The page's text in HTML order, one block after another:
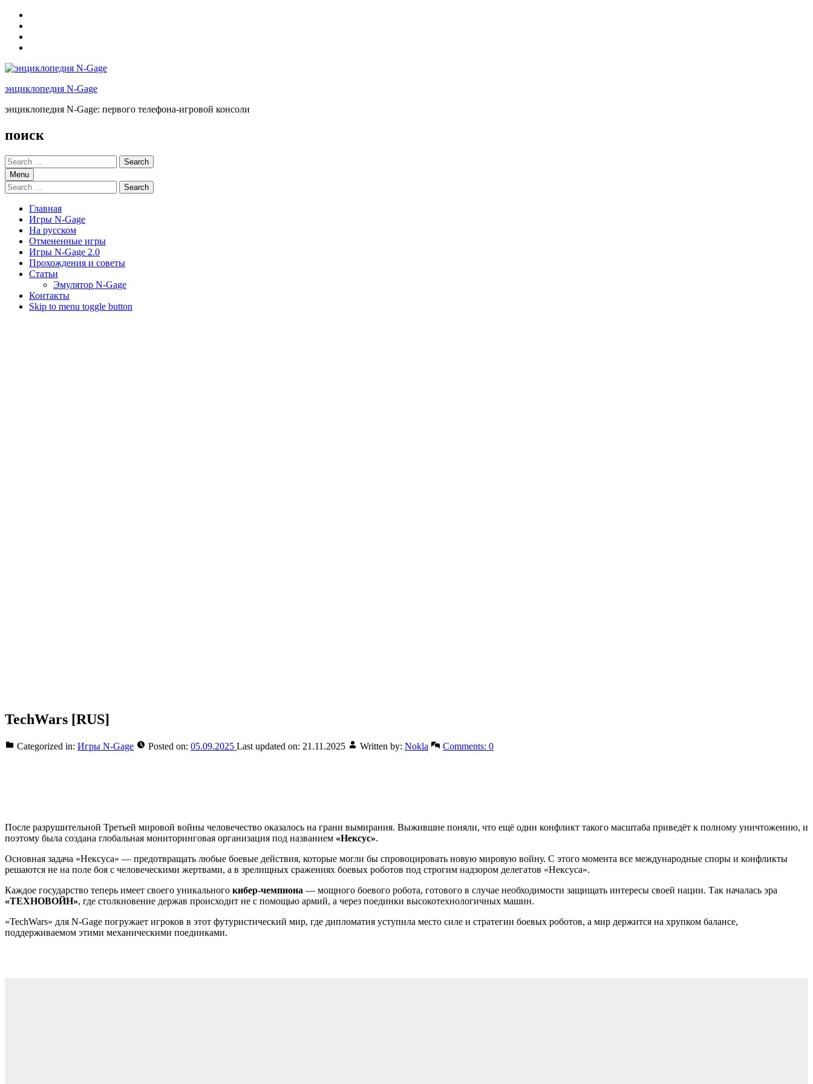
sidebar
энциклопедия N-Gage
энциклопедия N-Gage: первого телефона-игровой консоли
поиск
Search
for:Menu
Search
for:
Главная
Игры N-Gage
На русском
Отмененные игры
Игры N-Gage 2.0
Прохождения и советы
Статьи
Эмулятор N-Gage
Контакты
Skip to menu toggle button
TechWars [RUS]
Categorized in: Игры N-Gage Posted on: 05.09.2025 Last updated on: 21.11.2025 Written by: Nokla Comments: 0
После разрушительной Третьей мировой войны человечество оказалось на грани вымирания. Выжившие поняли, что ещё один конфликт такого масштаба приведёт к полному уничтожению, и
поэтому была создана глобальная мониторинговая организация под названием «Нексус».
Основная задача «Нексуса» — предотвращать любые боевые действия, которые могли бы спровоцировать новую мировую войну. С этого момента все международные споры и конфликты
решаются не на поле боя с человеческими жертвами, а в зрелищных сражениях боевых роботов под строгим надзором делегатов «Нексуса».
Каждое государство теперь имеет своего уникального кибер-чемпиона — мощного боевого робота, готового в случае необходимости защищать интересы своей нации. Так началась эра
«ТЕХНОВОЙН», где столкновение держав происходит не с помощью армий, а через поединки высокотехнологичных машин.
«TechWars» для N-Gage погружает игроков в этот футуристический мир, где дипломатия уступила место силе и стратегии боевых роботов, а мир держится на хрупком балансе,
поддерживаемом этими механическими поединками.